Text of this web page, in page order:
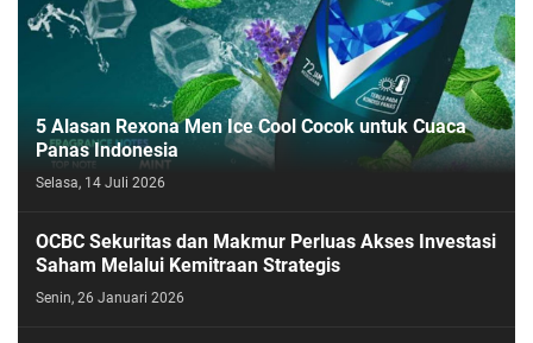
5 Alasan Rexona Men Ice Cool Cocok untuk Cuaca
Panas Indonesia
Selasa, 14 Juli 2026
OCBC Sekuritas dan Makmur Perluas Akses Investasi
Saham Melalui Kemitraan Strategis
Senin, 26 Januari 2026